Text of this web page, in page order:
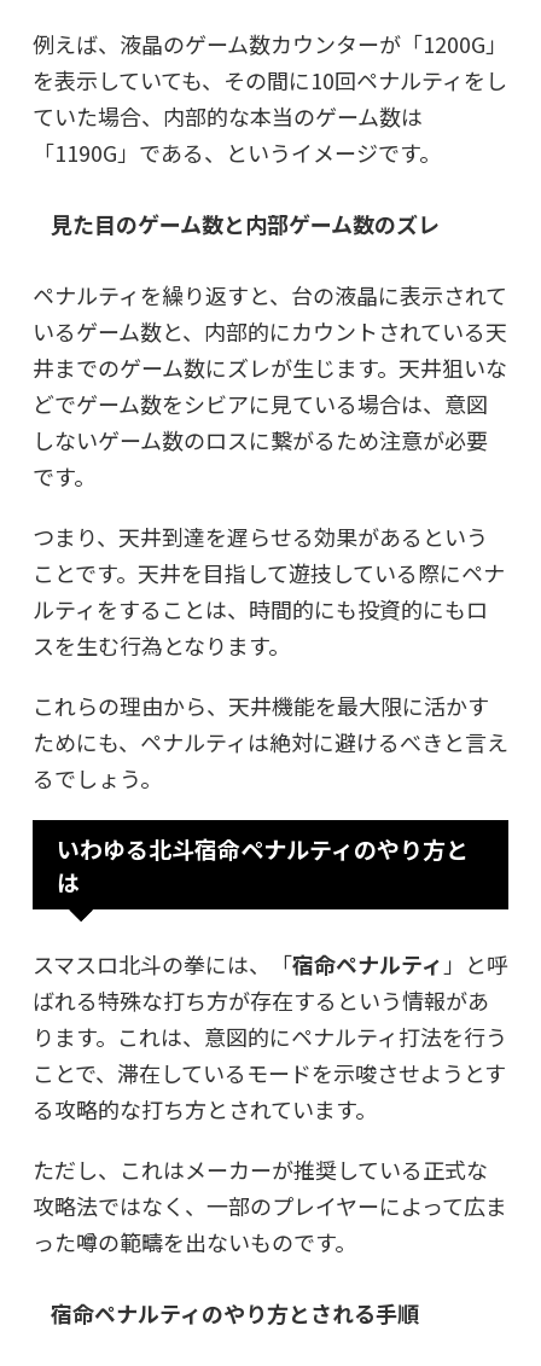
例えば、液晶のゲーム数カウンターが「1200G」
を表示していても、その間に10回ペナルティをし
ていた場合、内部的な本当のゲーム数は
「1190G」である、というイメージです。
見た目のゲーム数と内部ゲーム数のズレ
ペナルティを繰り返すと、台の液晶に表示されて
いるゲーム数と、内部的にカウントされている天
井までのゲーム数にズレが生じます。天井狙いな
どでゲーム数をシビアに見ている場合は、意図
しないゲーム数のロスに繋がるため注意が必要
です。
つまり、天井到達を遅らせる効果があるという
ことです。天井を目指して遊技している際にペナ
ルティをすることは、時間的にも投資的にもロ
スを生む行為となります。
これらの理由から、天井機能を最大限に活かす
ためにも、ペナルティは絶対に避けるべきと言え
るでしょう。
いわゆる北斗宿命ペナルティのやり方と
は
スマスロ北斗の拳には、「宿命ペナルティ 」と呼
ばれる特殊な打ち方が存在するという情報があ
ります。これは、意図的にペナルティ打法を行う
ことで、滞在しているモードを示唆させようとす
る攻略的な打ち方とされています。
ただし、これはメーカーが推奨している正式な
攻略法ではなく、一部のプレイヤーによって広ま
った噂の範疇を出ないものです。
宿命ペナルティのやり方とされる手順